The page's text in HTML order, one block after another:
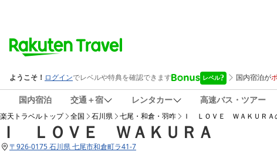
国内宿泊 交通＋宿 レンタカー 高速バス・ツアー
楽天トラベルトップ 全国 石川県 七尾・和倉・羽咋 Ｉ ＬＯＶＥ ＷＡＫＵＲＡ
Ｉ ＬＯＶＥ ＷＡＫＵＲＡ
〒926-0175 石川県 七尾市和倉町ラ41-7